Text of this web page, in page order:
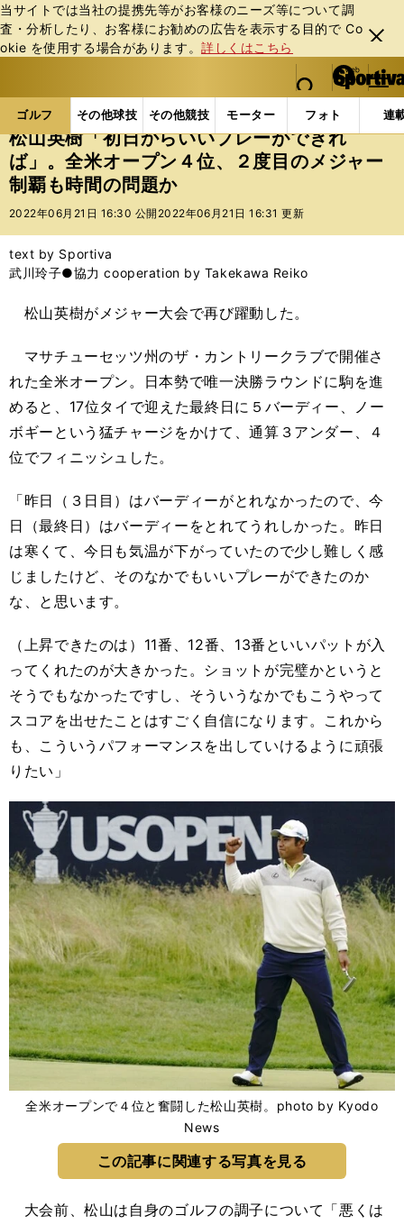
当サイトでは当社の提携先等がお客様のニーズ等について調
査・分析したり、お客様にお勧めの広告を表⽰する⽬的で Co
okie を使⽤する場合があります。詳しくはこちら
閉じ
る
web Sportiva (webスポルティーバ)
検索
マイペ
ー
ジ
メニュ
ゴルフ その他球技 その他競技 モーター フォト 連
ス
ポ
ル
テ
ー
バ
ゴルフの記事一覧 ゴルフ 男子ゴルフ 松山英樹
松山英樹「初日からいいプレーができれ
ば」。全米オープン４位、２度目のメジャー
制覇も時間の問題か
2022年06月21日 16:30 公開 2022年06月21日 16:31 更新
text by Sportiva
武川玲子●協力 cooperation by Takekawa Reiko
松山英樹がメジャー大会で再び躍動した。
マサチューセッツ州のザ・カントリークラブで開催さ
れた全米オープン。日本勢で唯一決勝ラウンドに駒を進
めると、17位タイで迎えた最終日に５バーディー、ノー
ボギーという猛チャージをかけて、通算３アンダー、４
位でフィニッシュした。
「昨日（３日目）はバーディーがとれなかったので、今
日（最終日）はバーディーをとれてうれしかった。昨日
は寒くて、今日も気温が下がっていたので少し難しく感
じましたけど、そのなかでもいいプレーができたのか
な、と思います。
（上昇できたのは）11番、12番、13番といいパットが入
ってくれたのが大きかった。ショットが完璧かというと
そうでもなかったですし、そういうなかでもこうやって
スコアを出せたことはすごく自信になります。これから
も、こういうパフォーマンスを出していけるように頑張
りたい」
全米オープンで４位と奮闘した松山英樹。photo by Kyodo
News
この記事に関連する写真を見る
大会前、松山は自身のゴルフの調子について「悪くは